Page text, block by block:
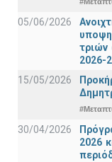
05/06/2026
2026-
15/05/2026
30/04/2026
2026